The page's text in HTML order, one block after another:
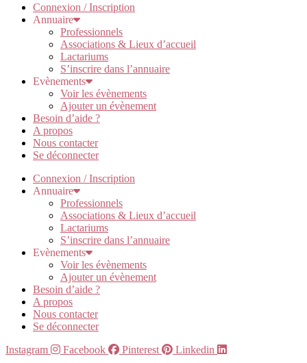
Connexion / Inscription
Annuaire
Professionnels
Associations & Lieux d’accueil
Lactariums
S’inscrire dans l’annuaire
Evènements
Voir les évènements
Ajouter un évènement
Besoin d’aide ?
A propos
Nous contacter
Se déconnecter
Connexion / Inscription
Annuaire
Professionnels
Associations & Lieux d’accueil
Lactariums
S’inscrire dans l’annuaire
Evènements
Voir les évènements
Ajouter un évènement
Besoin d’aide ?
A propos
Nous contacter
Se déconnecter
Instagram
Facebook Pinterest
Linkedin